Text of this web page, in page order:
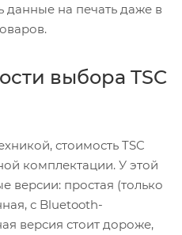
данные на печать даже в
выбора TSC
стоимость TSC
комплектации. У этой
версии: простая (только
с Bluetooth-
версия стоит дороже,